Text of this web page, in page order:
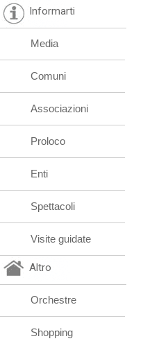
Informarti
Media
Comuni
Associazioni
Proloco
Enti
Spettacoli
Visite guidate
Altro
Orchestre
Shopping